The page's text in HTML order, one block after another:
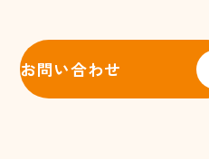
お問い合わせ